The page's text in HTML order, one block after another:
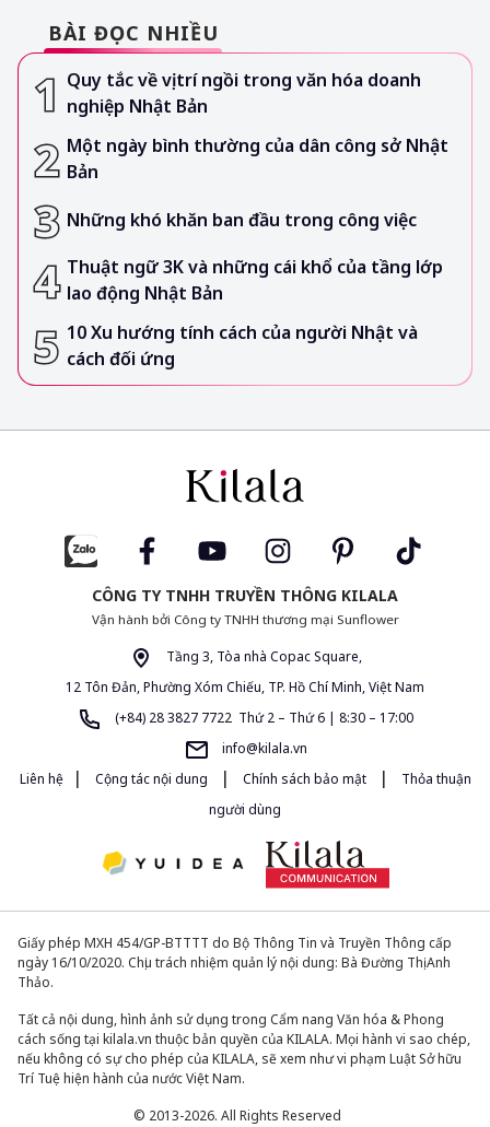
BÀI ĐỌC NHIỀU
Quy tắc về vị trí ngồi trong văn hóa doanh
nghiệp Nhật Bản
Một ngày bình thường của dân công sở Nhật
Bản
Những khó khăn ban đầu trong công việc
Thuật ngữ 3K và những cái khổ của tầng lớp
lao động Nhật Bản
10 Xu hướng tính cách của người Nhật và
cách đối ứng
CÔNG TY TNHH TRUYỀN THÔNG KILALA
Vận hành bởi Công ty TNHH thương mại Sunflower
Tầng 3, Tòa nhà Copac Square,
12 Tôn Đản, Phường Xóm Chiếu, TP. Hồ Chí Minh, Việt Nam
(+84) 28 3827 7722 Thứ 2 – Thứ 6 | 8:30 – 17:00
info@kilala.vn
Liên hệ
| Cộng tác nội dung | Chính sách bảo mật |
Thỏa thuận
người dùng
Giấy phép MXH 454/GP-BTTTT do Bộ Thông Tin và Truyền Thông cấp
ngày 16/10/2020. Chịu trách nhiệm quản lý nội dung: Bà Đường Thị Anh
Thảo.
Tất cả nội dung, hình ảnh sử dụng trong Cẩm nang Văn hóa & Phong
cách sống tại kilala.vn thuộc bản quyền của KILALA. Mọi hành vi sao chép,
nếu không có sự cho phép của KILALA, sẽ xem như vi phạm Luật Sở hữu
Trí Tuệ hiện hành của nước Việt Nam.
© 2013-2026. All Rights Reserved